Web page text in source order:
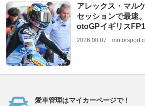
アレックス・マル
セッションで最速
otoGPイギリスFP1
2026.08.07
愛車管理はマイカーページで！